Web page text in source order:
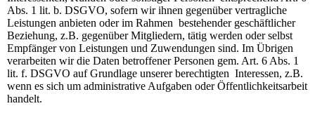
Abs. 1 lit. b. DSGVO, sofern wir ihnen gegenüber vertragliche
Leistungen anbieten oder im Rahmen bestehender geschäftlicher
Beziehung, z.B. gegenüber Mitgliedern, tätig werden oder selbst
Empfänger von Leistungen und Zuwendungen sind. Im Übrigen
verarbeiten wir die Daten betroffener Personen gem. Art. 6 Abs. 1
lit. f. DSGVO auf Grundlage unserer berechtigten Interessen, z.B.
wenn es sich um administrative Aufgaben oder Öffentlichkeitsarbeit
handelt.